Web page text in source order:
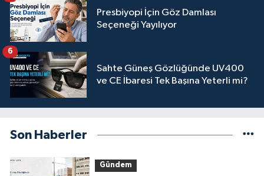
Presbiyopi İçin Göz Damlası
Seçeneği Yayılıyor
Sahte Güneş Gözlüğünde UV400
ve CE İbaresi Tek Başına Yeterli mi?
6
Son Haberler
Gündem